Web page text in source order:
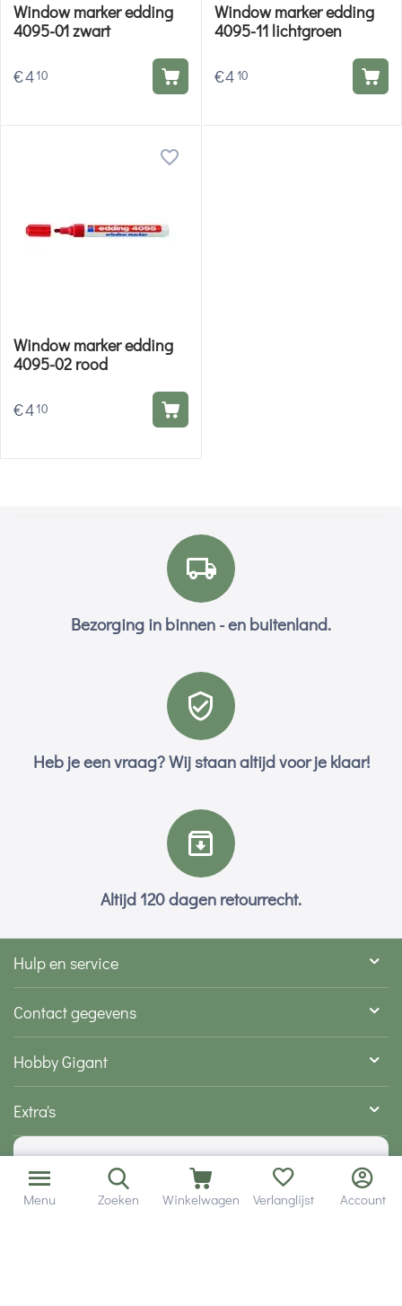
Window marker edding
4095-01 zwart
€410
Window marker edding
4095-11 lichtgroen
€410
Window marker edding
4095-02 rood
€410
Bezorging in binnen - en buitenland.
Heb je een vraag? Wij staan altijd voor je klaar!
Altijd 120 dagen retourrecht.
Hulp en service
Contact gegevens
Hobby Gigant
Extra's
Wij zijn bereikbaar via
Menu Zoeken Winkelwagen Verlanglijst Account